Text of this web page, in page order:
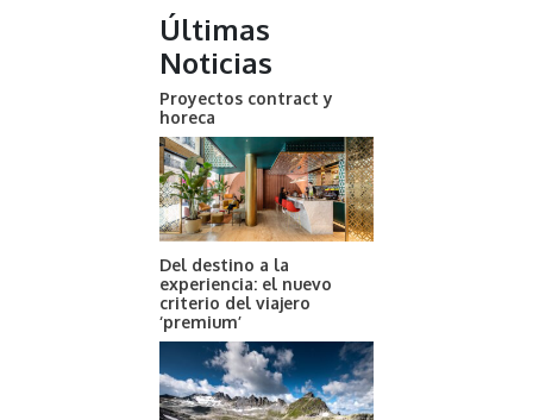
Últimas
Noticias
Proyectos contract y
horeca
Del destino a la
experiencia: el nuevo
criterio del viajero
‘premium’